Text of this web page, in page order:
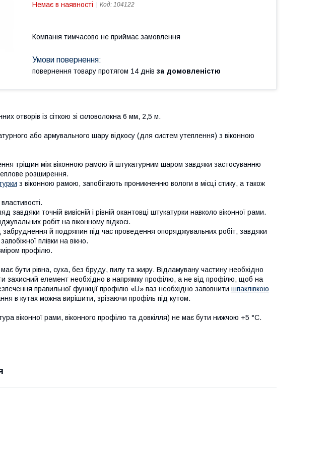
Немає в наявності Код: 104122
Компанія тимчасово не приймає замовлення
повернення товару протягом 14 днів за домовленістю
отворів із сіткою зі скловолокна 6 мм, 2,5 м.
або армувального шару відкосу (для систем утеплення) з віконною
тріщин між віконною рамою й штукатурним шаром завдяки застосуванню
розширення.
з віконною рамою, запобігають проникненню вологи в місці стику, а також
завдяки точній вивісній і рівній окантовці штукатурки навколо віконної рами.
робіт на віконному відкосі.
забруднення й подряпин під час проведення опоряджувальних робіт, завдяки
плівки на вікно.
профілю.
бути рівна, суха, без бруду, пилу та жиру. Відламувану частину необхідно
захисний елемент необхідно в напрямку профілю, а не від профілю, щоб на
правильної функції профілю «U» паз необхідно заповнити шпаклівкою
в кутах можна вирішити, зрізаючи профіль під кутом.
віконної рами, віконного профілю та довкілля) не має бути нижчою +5 °C.